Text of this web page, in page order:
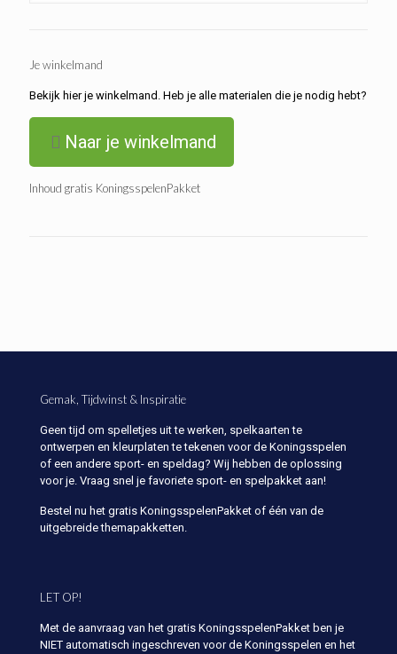
Je winkelmand
Bekijk hier je winkelmand. Heb je alle materialen die je nodig hebt?
Naar je winkelmand
Inhoud gratis KoningsspelenPakket
Gemak, Tijdwinst & Inspiratie
Geen tijd om spelletjes uit te werken, spelkaarten te
ontwerpen en kleurplaten te tekenen voor de Koningsspelen
of een andere sport- en speldag? Wij hebben de oplossing
voor je. Vraag snel je favoriete sport- en spelpakket aan!
Bestel nu het gratis KoningsspelenPakket of één van de
uitgebreide themapakketten.
LET OP!
Met de aanvraag van het gratis KoningsspelenPakket ben je
NIET automatisch ingeschreven voor de Koningsspelen en het